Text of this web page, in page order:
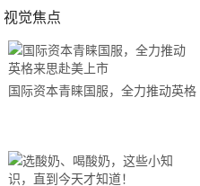
视觉焦点
国际资本青睐国服，全力推动英格